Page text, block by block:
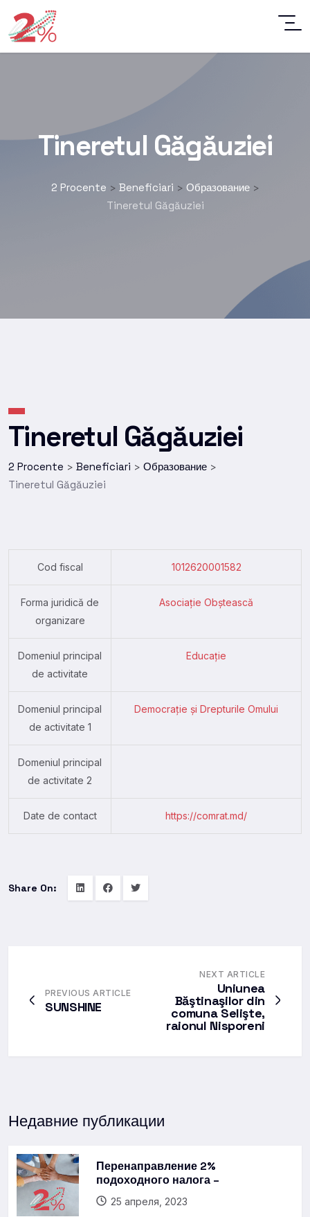
Tineretul Găgăuziei
2 Procente > Beneficiari > Образование>
Tineretul Găgăuziei
Tineretul Găgăuziei
2 Procente > Beneficiari > Образование >
Tineretul Găgăuziei
Cod fiscal 1012620001582
Forma juridică de
organizare
Asociație Obștească
Domeniul principal
de activitate
Educație
Domeniul principal
de activitate 1
Democrație și Drepturile Omului
Domeniul principal
de activitate 2
Date de contact https://comrat.md/
Share On:
PREVIOUS ARTICLE
SUNSHINE
NEXT ARTICLE
Uniunea
Băştinaşilor din
comuna Selişte,
raionul Nisporeni
Недавние публикации
Перенаправление 2%
подоходного налога –
25 апреля, 2023